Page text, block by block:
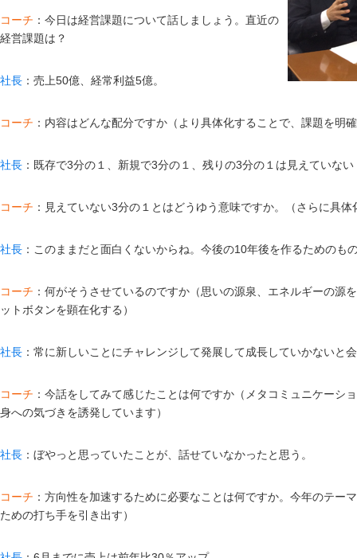
コーチ ：今日は経営課題について話しましょう。直近の
経営課題は？
社長 ：売上50億、経常利益5億。
コーチ ：内容はどんな配分ですか（より具体化することで、課題を明
社長 ：既存で3分の１、新規で3分の１、残りの3分の１は見えていない
コーチ ：見えていない3分の１とはどうゆう意味ですか。（さらに具
社長 ：このままだと面白くないからね。今後の10年後を作るためのも
コーチ ：何がそうさせているのですか（思いの源泉、エネルギーの源
ットボタンを顕在化する）
社長 ：常に新しいことにチャレンジして発展して成長していかないと
コーチ ：今話をしてみて感じたことは何ですか（メタコミュニケーシ
身への気づきを誘発しています）
社長 ：ぼやっと思っていたことが、話せていなかったと思う。
コーチ ：方向性を加速するために必要なことは何ですか。今年のテー
ための打ち手を引き出す）